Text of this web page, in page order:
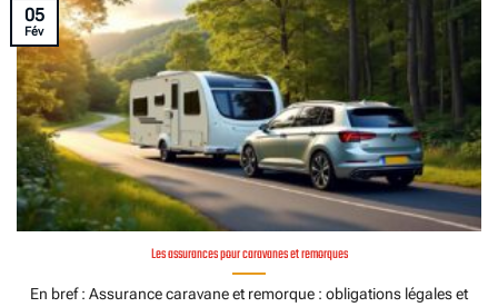
Les assurances pour caravanes et remorques
En bref : Assurance caravane et remorque : obligations légales et
05
Fév